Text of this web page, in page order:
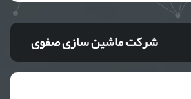
شرکت ماشین سازی صفوی